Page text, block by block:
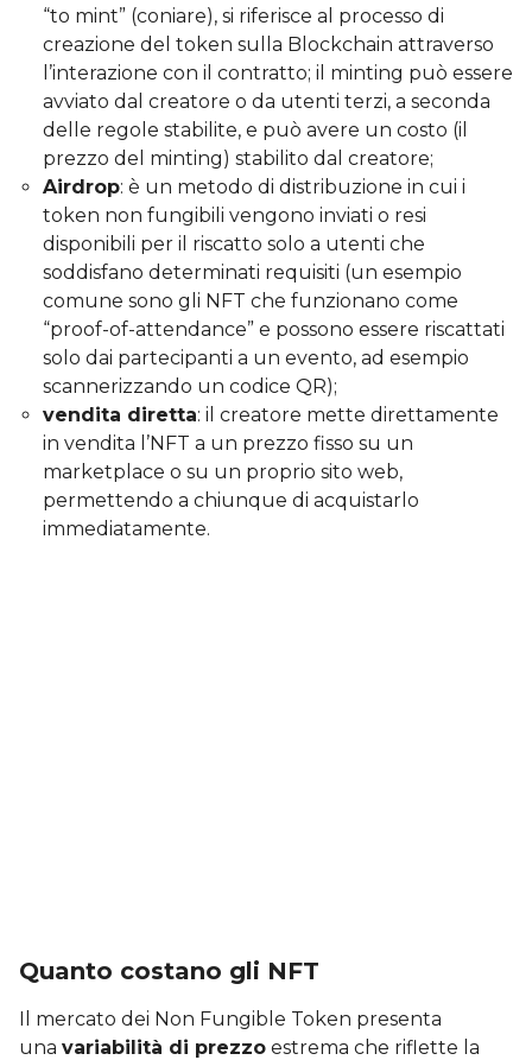
“to mint” (coniare), si riferisce al processo di
creazione del token sulla Blockchain attraverso
l’interazione con il contratto; il minting può essere
avviato dal creatore o da utenti terzi, a seconda
delle regole stabilite, e può avere un costo (il
prezzo del minting) stabilito dal creatore;
Airdrop: è un metodo di distribuzione in cui i
token non fungibili vengono inviati o resi
disponibili per il riscatto solo a utenti che
soddisfano determinati requisiti (un esempio
comune sono gli NFT che funzionano come
“proof-of-attendance” e possono essere riscattati
solo dai partecipanti a un evento, ad esempio
scannerizzando un codice QR);
vendita diretta: il creatore mette direttamente
in vendita l’NFT a un prezzo fisso su un
marketplace o su un proprio sito web,
permettendo a chiunque di acquistarlo
immediatamente.
Quanto costano gli NFT
Il mercato dei Non Fungible Token presenta
una variabilità di prezzo estrema che riflette la